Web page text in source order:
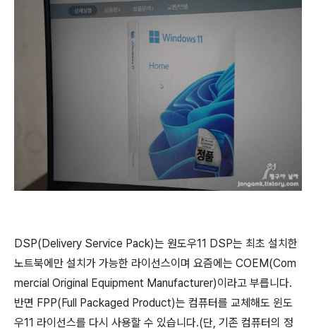
DSP(Delivery Service Pack)는 원도우11 DSP는 최초 설치한
노트북에만 설치가 가능한 라이선스이며 요즘에는 COEM(Com
mercial Original Equipment Manufacturer)이라고 부릅니다.
반면 FPP(Full Packaged Product)는 컴퓨터를 교체해도 윈도
우11 라이선스를 다시 사용할 수 있습니다.(단, 기존 컴퓨터의 정